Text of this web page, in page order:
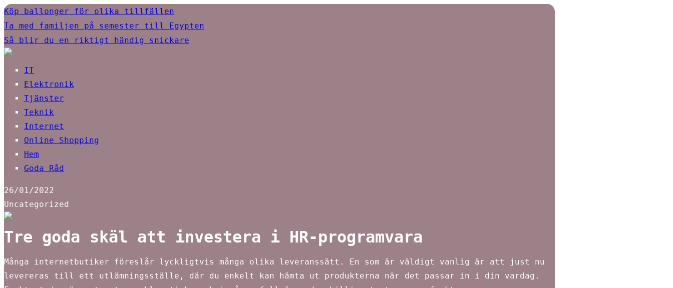
Köp ballonger för olika tillfällen
Ta med familjen på semester till Egypten
Så blir du en riktigt händig snickare
IT
Elektronik
Tjänster
Teknik
Internet
Online Shopping
Hem
Goda Råd
26/01/2022
Uncategorized
Tre goda skäl att investera i HR-programvara
Många internetbutiker föreslår lyckligtvis många olika leveranssätt. En som är väldigt vanlig är att just nu
levereras till ett utlämningsställe, där du enkelt kan hämta ut produkterna när det passar in i din vardag.